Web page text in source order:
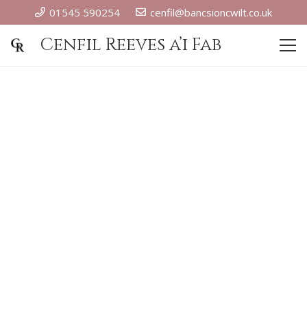
01545 590254 cenfil@bancsioncwilt.co.uk
Cenfil Reeves a’i Fab